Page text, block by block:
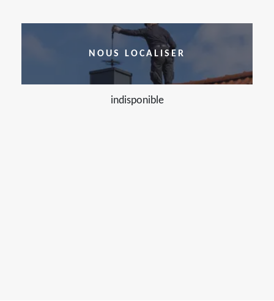
NOUS LOCALISER
indisponible